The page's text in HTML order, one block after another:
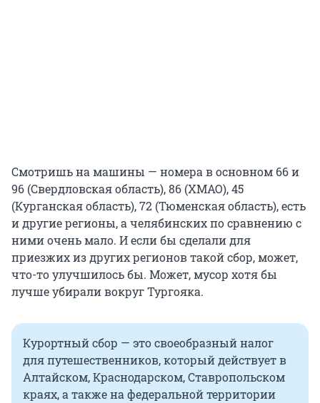
Смотришь на машины — номера в основном 66 и
96 (Свердловская область), 86 (ХМАО), 45
(Курганская область), 72 (Тюменская область), есть
и другие регионы, а челябинских по сравнению с
ними очень мало. И если бы сделали для
приезжих из других регионов такой сбор, может,
что-то улучшилось бы. Может, мусор хотя бы
лучше убирали вокруг Тургояка.
Курортный сбор — это своеобразный налог
для путешественников, который действует в
Алтайском, Краснодарском, Ставропольском
краях, а также на федеральной территории